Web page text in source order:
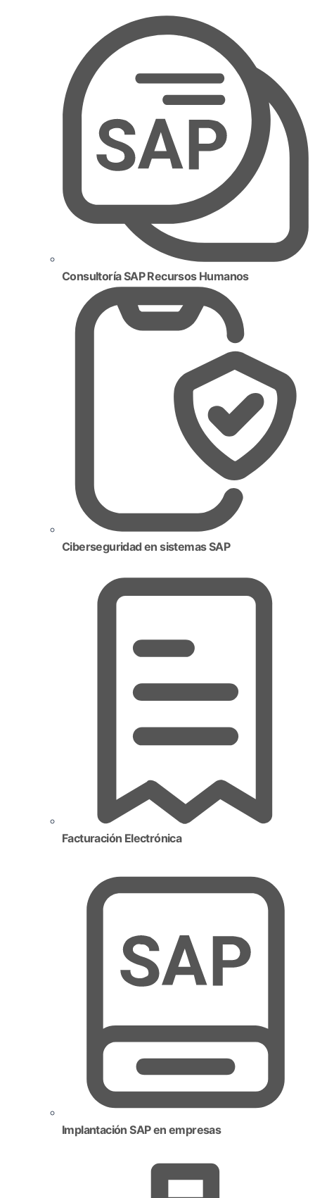
Consultoría SAP Recursos Humanos
Ciberseguridad en sistemas SAP
Facturación Electrónica
Implantación SAP en empresas